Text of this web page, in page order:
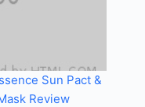
Sun Pact &
Review